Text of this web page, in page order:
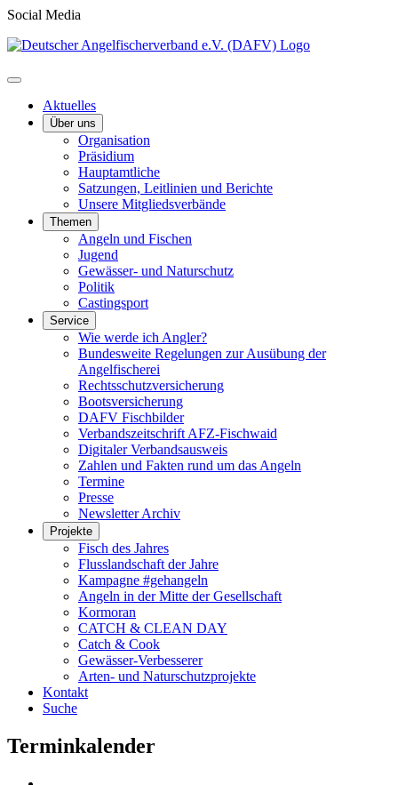
Social Media
Aktuelles
Über uns
Organisation
Präsidium
Hauptamtliche
Satzungen, Leitlinien und Berichte
Unsere Mitgliedsverbände
Themen
Angeln und Fischen
Jugend
Gewässer- und Naturschutz
Politik
Castingsport
Service
Wie werde ich Angler?
Bundesweite Regelungen zur Ausübung der
Angelfischerei
Rechtsschutzversicherung
Bootsversicherung
DAFV Fischbilder
Verbandszeitschrift AFZ-Fischwaid
Digitaler Verbandsausweis
Zahlen und Fakten rund um das Angeln
Termine
Presse
Newsletter Archiv
Projekte
Fisch des Jahres
Flusslandschaft der Jahre
Kampagne #gehangeln
Angeln in der Mitte der Gesellschaft
Kormoran
CATCH & CLEAN DAY
Catch & Cook
Gewässer-Verbesserer
Arten- und Naturschutzprojekte
Kontakt
Suche
Terminkalender